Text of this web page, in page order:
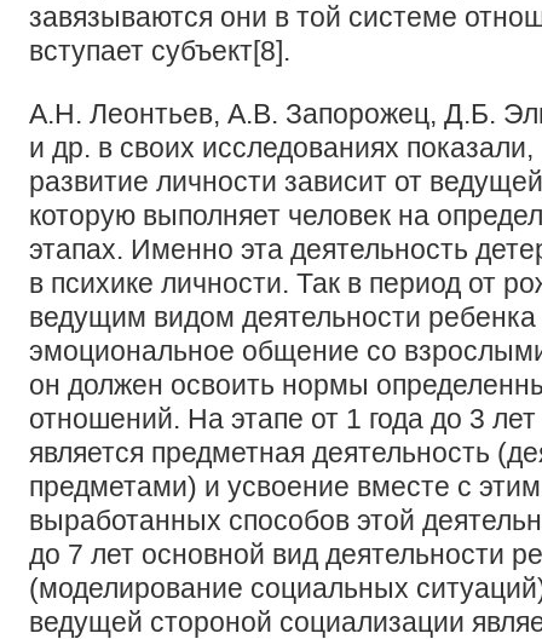
завязываются они в той системе
вступает субъект[8].
А.Н. Леонтьев, А.В. Запорожец, Д.Б.
и др. в своих исследованиях показали,
развитие личности зависит от
которую выполняет человек на
этапах. Именно эта деятельность
в психике личности. Так в период от
ведущим видом деятельности ребенка
эмоциональное общение со
он должен освоить нормы
отношений. На этапе от 1 года до 3
является предметная деятельность
предметами) и усвоение вместе с
выработанных способов этой
до 7 лет основной вид деятельности
(моделирование социальных
ведущей стороной социализации